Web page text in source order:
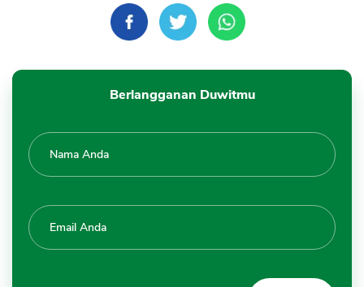
Berlangganan Duwitmu